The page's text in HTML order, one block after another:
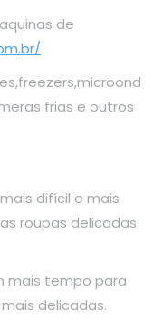
de
frias e outros
difícil e mais
roupas delicadas
mais tempo para
delicadas.